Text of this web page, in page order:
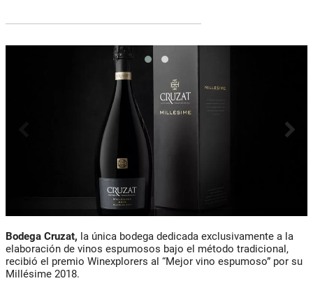
Bodega Cruzat, la única bodega dedicada exclusivamente a la
elaboración de vinos espumosos bajo el método tradicional,
recibió el premio Winexplorers al “Mejor vino espumoso” por su
Millésime 2018.